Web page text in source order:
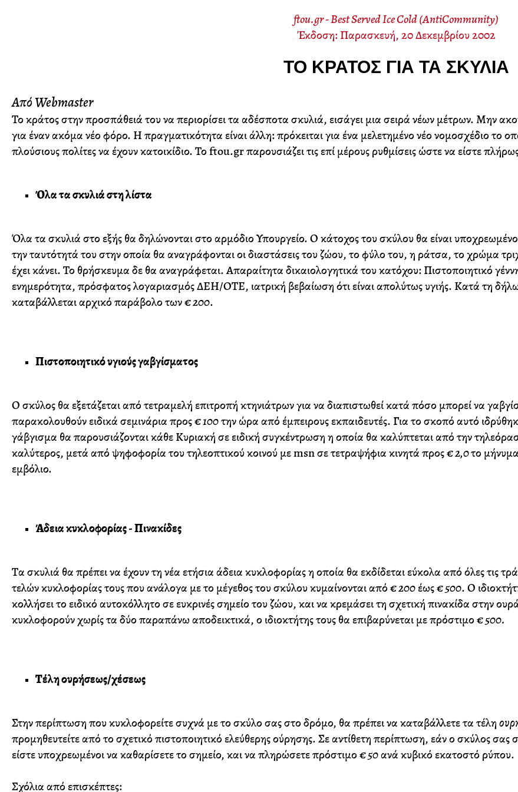
ftou.gr - Best Served Ice Cold (AntiCommunity)
Έκδοση: Παρασκευή, 20 Δεκεμβρίου 2002
ΤΟ ΚΡΆΤΟΣ ΓΙΑ ΤΑ ΣΚΥΛΙΆ
Από Webmaster
Το κράτος στην προσπάθειά του να περιορίσει τα αδέσποτα σκυλιά, εισάγει μια σειρά νέων μέτρων. Μην
για έναν ακόμα νέο φόρο. Η πραγματικότητα είναι άλλη: πρόκειται για ένα μελετημένο νέο νομοσχέδιο το
πλούσιους πολίτες να έχουν κατοικίδιο. Το ftou.gr παρουσιάζει τις επί μέρους ρυθμίσεις ώστε να είστε
Όλα τα σκυλιά στη λίστα
Όλα τα σκυλιά στο εξής θα δηλώνονται στο αρμόδιο Υπουργείο. Ο κάτοχος του σκύλου θα είναι
την ταυτότητά του στην οποία θα αναγράφονται οι διαστάσεις του ζώου, το φύλο του, η ράτσα, το χρώμα
έχει κάνει. Το θρήσκευμα δε θα αναγράφεται. Απαραίτητα δικαιολογητικά του κατόχου: Πιστοποιητικό
ενημερότητα, πρόσφατος λογαριασμός ΔΕΗ/ΟΤΕ, ιατρική βεβαίωση ότι είναι απολύτως υγιής. Κατά τη
καταβάλλεται αρχικό παράβολο των € 200.
Πιστοποιητικό υγιούς γαβγίσματος
Ο σκύλος θα εξετάζεται από τετραμελή επιτροπή κτηνιάτρων για να διαπιστωθεί κατά πόσο μπορεί να
παρακολουθούν ειδικά σεμινάρια προς € 100 την ώρα από έμπειρους εκπαιδευτές. Για το σκοπό αυτό
γάβγισμα θα παρουσιάζονται κάθε Κυριακή σε ειδική συγκέντρωση η οποία θα καλύπτεται από την
καλύτερος, μετά από ψηφοφορία του τηλεοπτικού κοινού με msn σε τετραψήφια κινητά προς € 2,0το
εμβόλιο.
Άδεια κυκλοφορίας - Πινακίδες
Τα σκυλιά θα πρέπει να έχουν τη νέα ετήσια άδεια κυκλοφορίας η οποία θα εκδίδεται εύκολα από όλες τις
τελών κυκλοφορίας τους που ανάλογα με το μέγεθος του σκύλου κυμαίνονται από € 200 έως € 500. Ο
κολλήσει το ειδικό αυτοκόλλητο σε ευκρινές σημείο του ζώου, και να κρεμάσει τη σχετική πινακίδα στην
κυκλοφορούν χωρίς τα δύο παραπάνω αποδεικτικά, ο ιδιοκτήτης τους θα επιβαρύνεται με πρόστιμο € 500.
Τέλη ουρήσεως/χέσεως
Στην περίπτωση που κυκλοφορείτε συχνά με το σκύλο σας στο δρόμο, θα πρέπει να καταβάλλετε τα τέλη
προμηθευτείτε από το σχετικό πιστοποιητικό ελεύθερης ούρησης. Σε αντίθετη περίπτωση, εάν ο σκύλος σας
είστε υποχρεωμένοι να καθαρίσετε το σημείο, και να πληρώσετε πρόστιμο € 50 ανά κυβικό εκατοστό ρύπου.
Σχόλια από επισκέπτες: